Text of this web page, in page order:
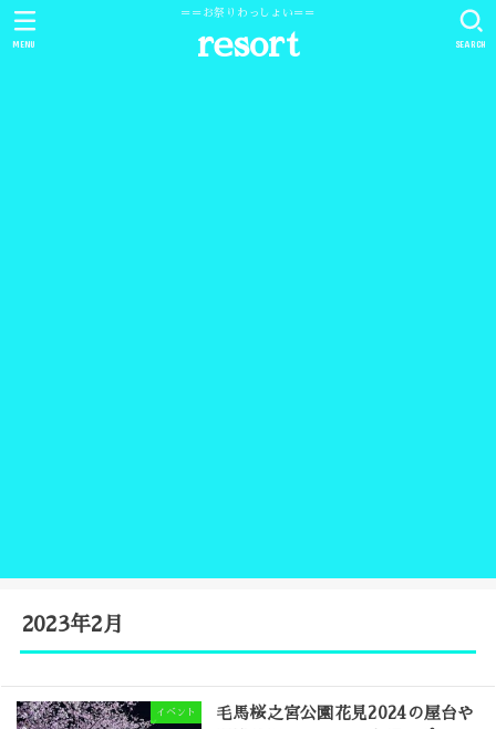
＝＝お祭りわっしょい＝＝
resort SEARCH
MENU
2023年2月
イベント
毛馬桜之宮公園花見2024の屋台や